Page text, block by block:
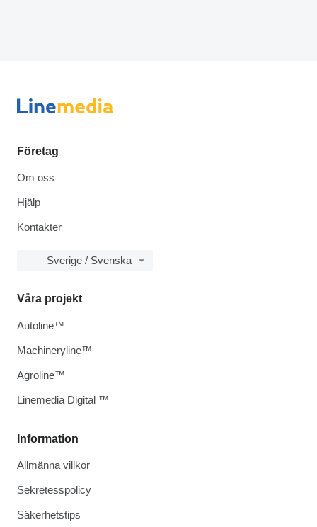
Företag
Om oss
Hjälp
Kontakter
Sverige / Svenska
Information
Allmänna villkor
Sekretesspolicy
Säkerhetstips
Våra projekt
Autoline™
Machineryline™
Agroline™
Linemedia Digital ™